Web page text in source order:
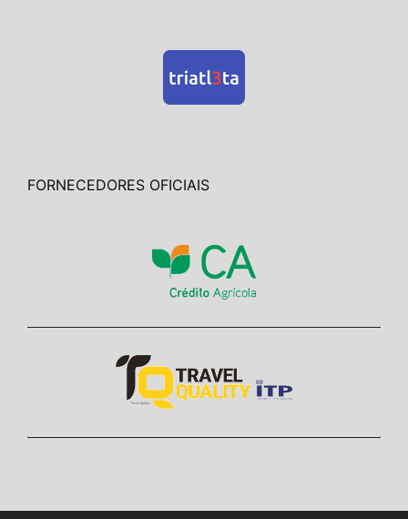
FORNECEDORES OFICIAIS